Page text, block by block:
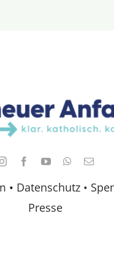
• Datenschutz •
Presse